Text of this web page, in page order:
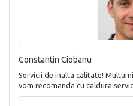
Constantin Ciobanu
Servicii de inalta calitate!
vom recomanda cu caldura